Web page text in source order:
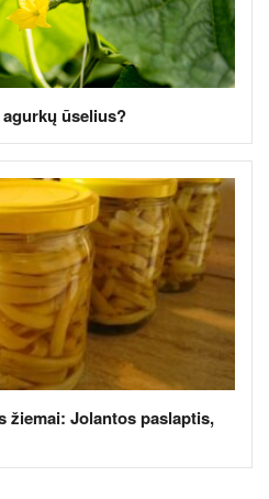
ūselius?
žiemai: Jolantos paslaptis,